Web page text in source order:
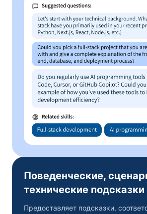
Поведенческие,
технические подсказки
Предоставляет подсказки,